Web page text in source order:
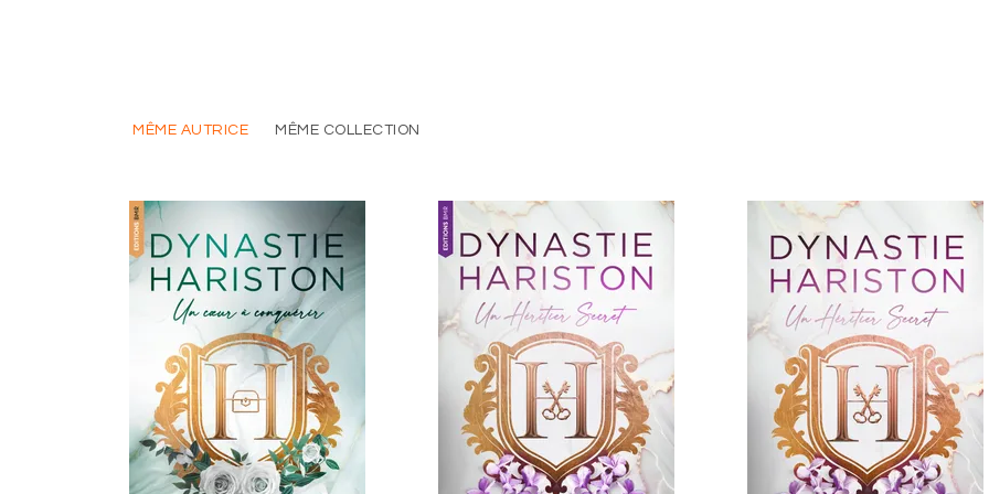
MÊME AUTRICE MÊME COLLECTION